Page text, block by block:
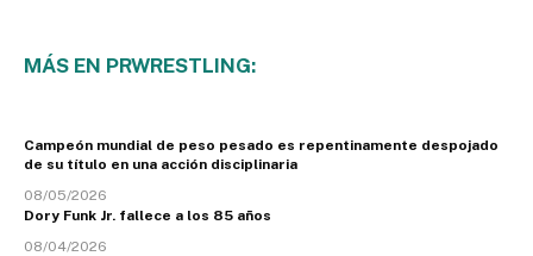
MÁS EN PRWRESTLING:
Campeón mundial de peso pesado es repentinamente despojado
de su título en una acción disciplinaria
08/05/2026
Dory Funk Jr. fallece a los 85 años
08/04/2026